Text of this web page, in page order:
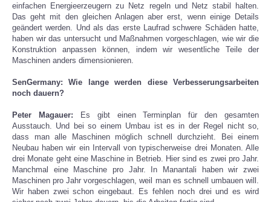
einfachen Energieerzeugern zu Netz regeln und Netz stabil halten.
Das geht mit den gleichen Anlagen aber erst, wenn einige Details
geändert werden. Und als das erste Laufrad schwere Schäden hatte,
haben wir das untersucht und Maßnahmen vorgeschlagen, wie wir die
Konstruktion anpassen können, indem wir wesentliche Teile der
Maschinen anders dimensionieren.
SenGermany: Wie lange werden diese Verbesserungsarbeiten
noch dauern?
Peter Magauer: Es gibt einen Terminplan für den gesamten
Ausstauch. Und bei so einem Umbau ist es in der Regel nicht so,
dass man alle Maschinen möglich schnell durchzieht. Bei einem
Neubau haben wir ein Intervall von typischerweise drei Monaten. Alle
drei Monate geht eine Maschine in Betrieb. Hier sind es zwei pro Jahr.
Manchmal eine Maschine pro Jahr. In Manantali haben wir zwei
Maschinen pro Jahr vorgeschlagen, weil man es schnell umbauen will.
Wir haben zwei schon eingebaut. Es fehlen noch drei und es wird